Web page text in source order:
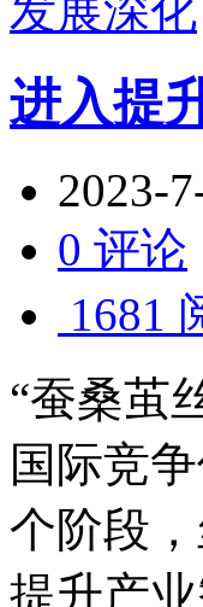
进入提
2023-
0 评论
1681
“蚕桑茧
国际竞
个阶段
提升产